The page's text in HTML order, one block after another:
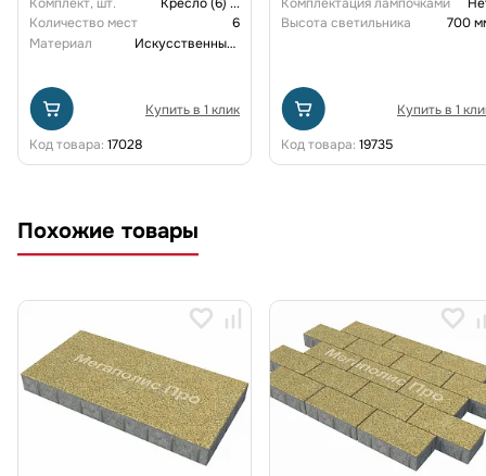
Количество мест
6
Материал
Искусственный ротанг
Купить в 1 клик
Код товара: 17028
Высота светильника
700
Купить в 1
Код товара: 19735
Похожие товары